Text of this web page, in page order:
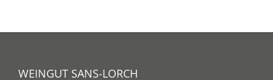
Gewölbekeller
WEINGUT SANS-LORCH